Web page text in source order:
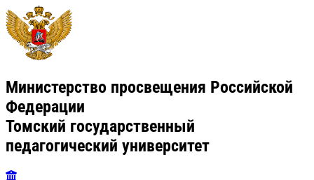
Министерство просвещения Российской
Федерации
Томский государственный
педагогический университет